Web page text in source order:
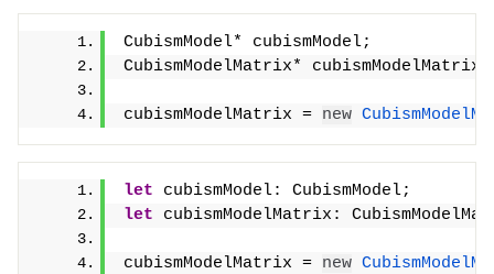
CubismModel* cubismModel;
CubismModelMatrix* cubismModelMatrix;
cubismModelMatrix = new
let cubismModel: CubismModel;
let cubismModelMatrix:
cubismModelMatrix = new